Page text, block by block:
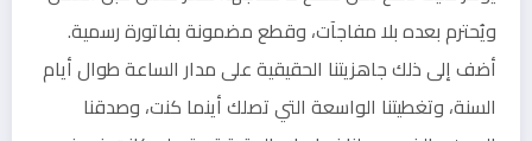
ويُحترم بعده بلا مفاجآت، وقطع مضمونة بفاتورة رسمية.
أضف إلى ذلك جاهزيتنا الحقيقية على مدار الساعة طوال أيام
السنة، وتغطيتنا الواسعة التي تصلك أينما كنت، وصدقنا